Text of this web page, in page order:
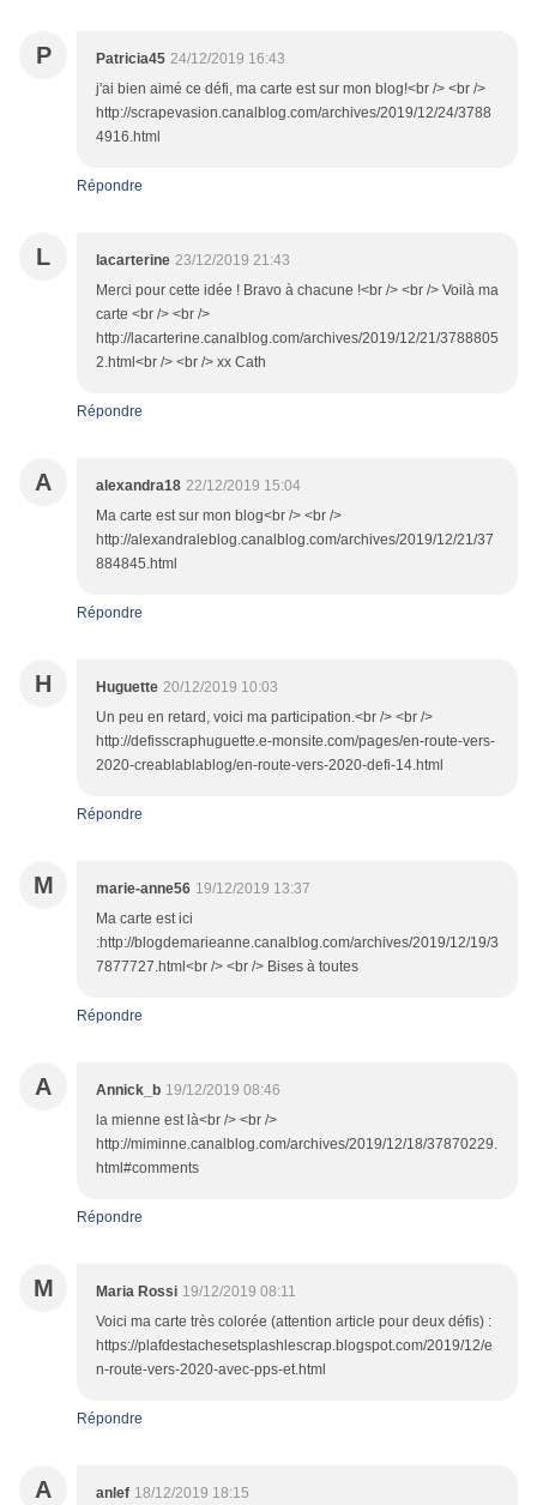
P Patricia45 24/12/2019 16:43
j'ai bien aimé ce défi, ma carte est sur mon blog!<br /> <br />
http://scrapevasion.canalblog.com/archives/2019/12/24/3788
4916.html
Répondre
L lacarterine 23/12/2019 21:43
Merci pour cette idée ! Bravo à chacune !<br /> <br /> Voilà ma
carte <br /> <br />
http://lacarterine.canalblog.com/archives/2019/12/21/3788805
2.html<br /> <br /> xx Cath
Répondre
A alexandra18 22/12/2019 15:04
Ma carte est sur mon blog<br /> <br />
http://alexandraleblog.canalblog.com/archives/2019/12/21/37
884845.html
Répondre
H Huguette 20/12/2019 10:03
Un peu en retard, voici ma participation.<br /> <br />
http://defisscraphuguette.e-monsite.com/pages/en-route-vers-
2020-creablablablog/en-route-vers-2020-defi-14.html
Répondre
M marie-anne56 19/12/2019 13:37
Ma carte est ici
:http://blogdemarieanne.canalblog.com/archives/2019/12/19/3
7877727.html<br /> <br /> Bises à toutes
Répondre
A Annick_b 19/12/2019 08:46
la mienne est là<br /> <br />
http://miminne.canalblog.com/archives/2019/12/18/37870229.
html#comments
Répondre
M Maria Rossi 19/12/2019 08:11
Voici ma carte très colorée (attention article pour deux défis) :
https://plafdestachesetsplashlescrap.blogspot.com/2019/12/e
n-route-vers-2020-avec-pps-et.html
Répondre
A anlef 18/12/2019 18:15